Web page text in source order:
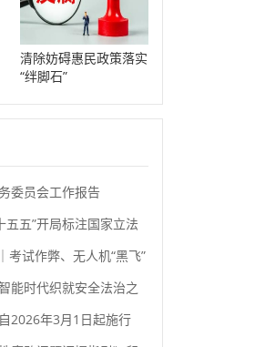
清除妨碍惠民政策落实
“绊脚石”
委员会工作报告
五五”开局标注国家立法
考试作弊、无人机“黑飞”
能时代织就安全法治之
2026年3月1日起施行